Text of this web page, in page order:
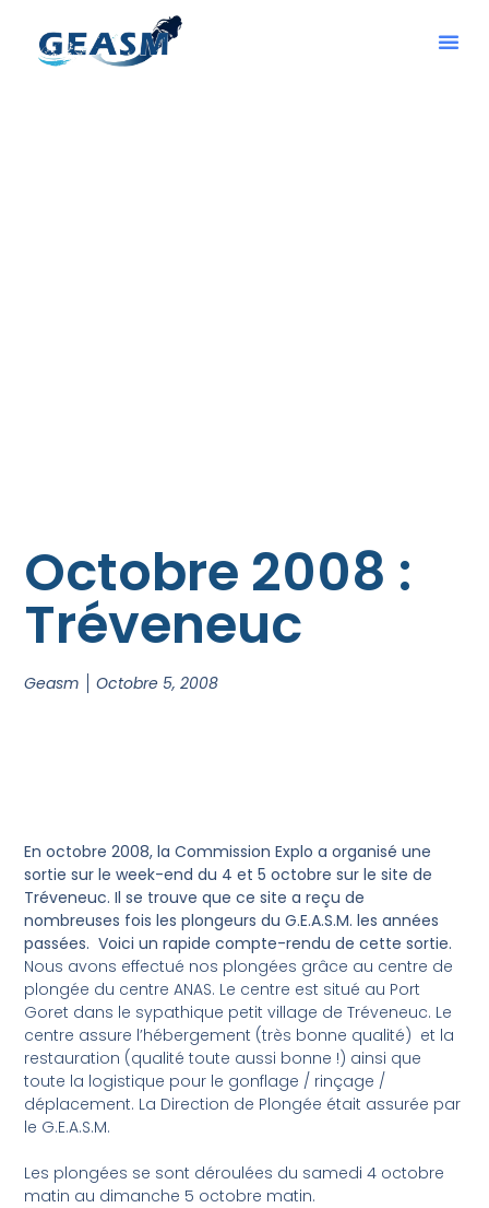
Octobre 2008 :
Tréveneuc
Geasm Octobre 5, 2008
En octobre 2008, la Commission Explo a organisé une
sortie sur le week-end du 4 et 5 octobre sur le site de
Tréveneuc. Il se trouve que ce site a reçu de
nombreuses fois les plongeurs du G.E.A.S.M. les années
passées. Voici un rapide compte-rendu de cette sortie.
Nous avons effectué nos plongées grâce au centre de
plongée du centre ANAS. Le centre est situé au Port
Goret dans le sypathique petit village de Tréveneuc. Le
centre assure l’hébergement (très bonne qualité) et la
restauration (qualité toute aussi bonne !) ainsi que
toute la logistique pour le gonflage / rinçage /
déplacement. La Direction de Plongée était assurée par
le G.E.A.S.M.
Les plongées se sont déroulées du samedi 4 octobre
matin au dimanche 5 octobre matin.